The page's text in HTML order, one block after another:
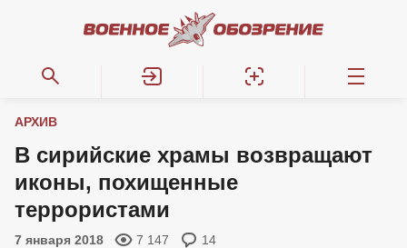
АРХИВ
В сирийские храмы возвращают
иконы, похищенные
террористами
7 января 2018 7 147 14